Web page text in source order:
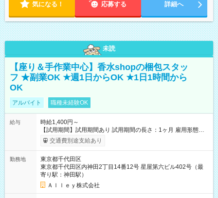
気になる！ 応募する 詳細へ
未読
【座り＆手作業中心】香水shopの梱包スタッ
フ ★副業OK ★週1日からOK ★1日1時間から
OK
アルバイト 職種未経験OK
給与
時給1,400円～
【試用期間】試用期間あり 試用期間の長さ：1ヶ月 雇用形態、
給与は本採用時と同じです。
交通費別途支給あり
勤務地
東京都千代田区
東京都千代田区内神田2丁目14番12号 星屋第六ビル402号（最
寄り駅：神田駅）
Ａｌｌｅｙ株式会社